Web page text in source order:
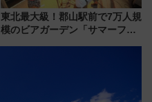
東北最大級！郡山駅前で7万人規
模のビアガーデン「サマーフェ